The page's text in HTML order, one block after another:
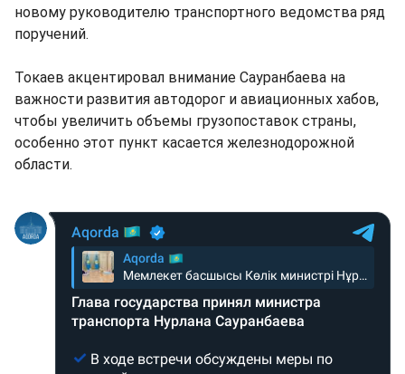
новому руководителю транспортного ведомства ряд
поручений.
Токаев акцентировал внимание Сауранбаева на
важности развития автодорог и авиационных хабов,
чтобы увеличить объемы грузопоставок страны,
особенно этот пункт касается железнодорожной
области.